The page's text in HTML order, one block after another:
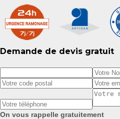
Demande de devis gratuit
On vous rappelle gratuitement